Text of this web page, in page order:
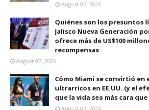
August 07, 2026
Quiénes son los presuntos
Jalisco Nueva Generación
ofrece más de US$100
recompensas
August 07, 2026
Cómo Miami se convirtió en
ultrarricos en EE.UU. (y el
que la vida sea más cara
August 07, 2026